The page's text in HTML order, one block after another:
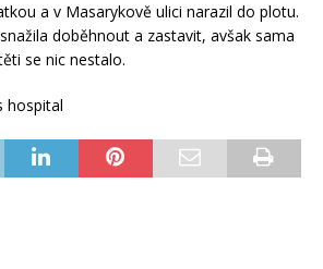
a v Masarykově ulici narazil do plotu.
doběhnout a zastavit, avšak sama
se nic nestalo.
hospital